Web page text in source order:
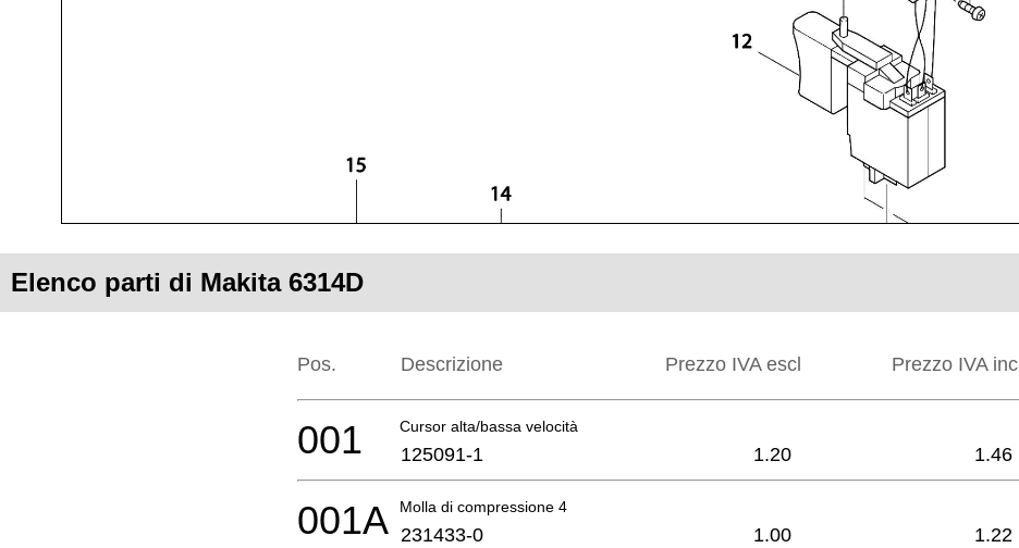
Elenco parti di Makita 6314D
Pos. Descrizione Prezzo IVA escl Prezzo IVA incl
Cursor alta/bassa velocità
001 125091-1 1.20 1.46
Molla di compressione 4
001A 231433-0 1.00 1.22